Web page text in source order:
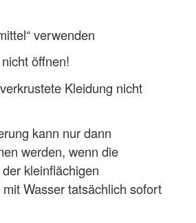
verwenden
öffnen!
Kleidung nicht
kann nur dann
werden, wenn die
kleinflächigen
Wasser tatsächlich sofort